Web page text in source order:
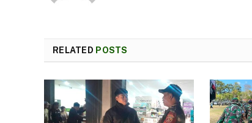
RELATED POSTS